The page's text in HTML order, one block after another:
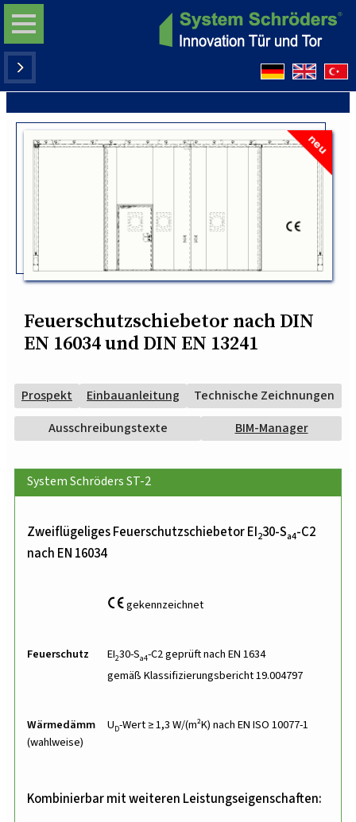
Feuerschutzschiebetor nach DIN
EN 16034 und DIN EN 13241
Prospekt Einbauanleitung
Technische Zeichnungen
Ausschreibungstexte
BIM-Manager
System Schröders ST-2
Zweiflügeliges Feuerschutzschiebetor EI230-Sa4-C2
nach EN 16034
gekennzeichnet
Feuerschutz EI230-Sa4-C2 geprüft nach EN 1634
gemäß Klassifizierungsbericht 19.004797
Wärmedämmung
(wahlweise)
UD-Wert ≥ 1,3 W/(m²K) nach EN ISO 10077-1
Kombinierbar mit weiteren Leistungseigenschaften: